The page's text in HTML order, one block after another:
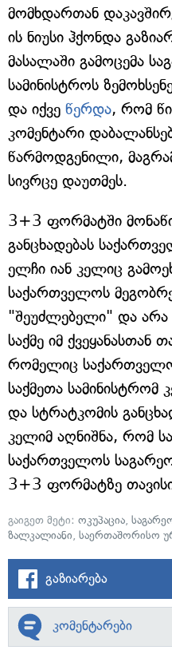
მომხდართან
ის ნიუსი ჰქონდა
მასალაში გამოცემა
სამინისტროს
და იქვე წერდა, რომ
კომენტარი
წარმოდგენილი,
სივრცე დაუთმეს.
3+3 ფორმატში
განცხადებას
ელჩი იან კელიც
საქართველოს
"შეუძლებელი" და
საქმე იმ ქვეყანასთან
რომელიც
საქმეთა სამინისტრომ
და სტრატკომის
კელიმ აღნიშნა, რომ
საქართველოს
3+3 ფორმატზე
გაიგეთ მეტი: ოკუპაცია,
ზალკალიანი, საერთაშორისო
გაზიარება
კომენტარები